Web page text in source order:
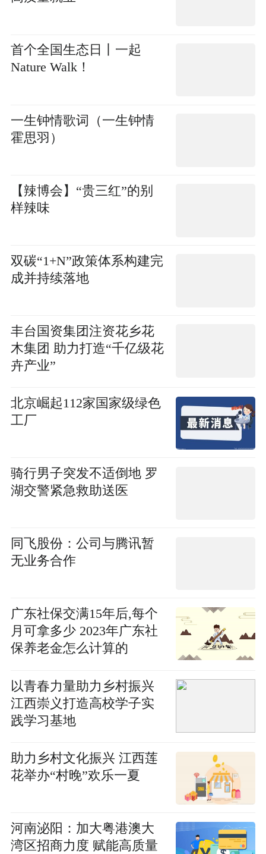
首个全国生态日丨一起
Nature Walk！
一生钟情歌词（一生钟情
霍思羽）
【辣博会】“贵三红”的别
样辣味
双碳“1+N”政策体系构建完
成并持续落地
丰台国资集团注资花乡花
木集团 助力打造“千亿级花
卉产业”
北京崛起112家国家级绿色
工厂
骑行男子突发不适倒地 罗
湖交警紧急救助送医
同飞股份：公司与腾讯暂
无业务合作
广东社保交满15年后,每个
月可拿多少 2023年广东社
保养老金怎么计算的
以青春力量助力乡村振兴
江西崇义打造高校学子实
践学习基地
助力乡村文化振兴 江西莲
花举办“村晚”欢乐一夏
河南泌阳：加大粤港澳大
湾区招商力度 赋能高质量